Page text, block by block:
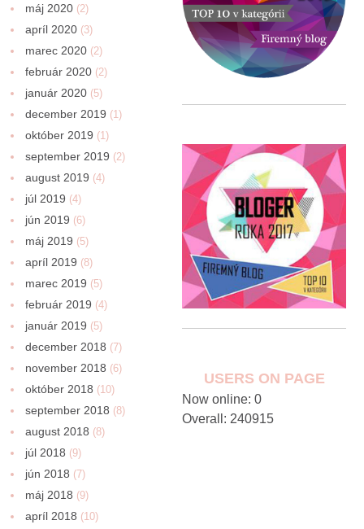
máj 2020 (2)
apríl 2020 (3)
marec 2020 (2)
február 2020 (2)
január 2020 (5)
december 2019 (1)
október 2019 (1)
september 2019 (2)
august 2019 (4)
júl 2019 (4)
jún 2019 (6)
máj 2019 (5)
apríl 2019 (8)
marec 2019 (5)
február 2019 (4)
január 2019 (5)
december 2018 (7)
november 2018 (6)
október 2018 (10)
september 2018 (8)
august 2018 (8)
júl 2018 (9)
jún 2018 (7)
máj 2018 (9)
apríl 2018 (10)
USERS ON PAGE
Now online: 0
Overall: 240915